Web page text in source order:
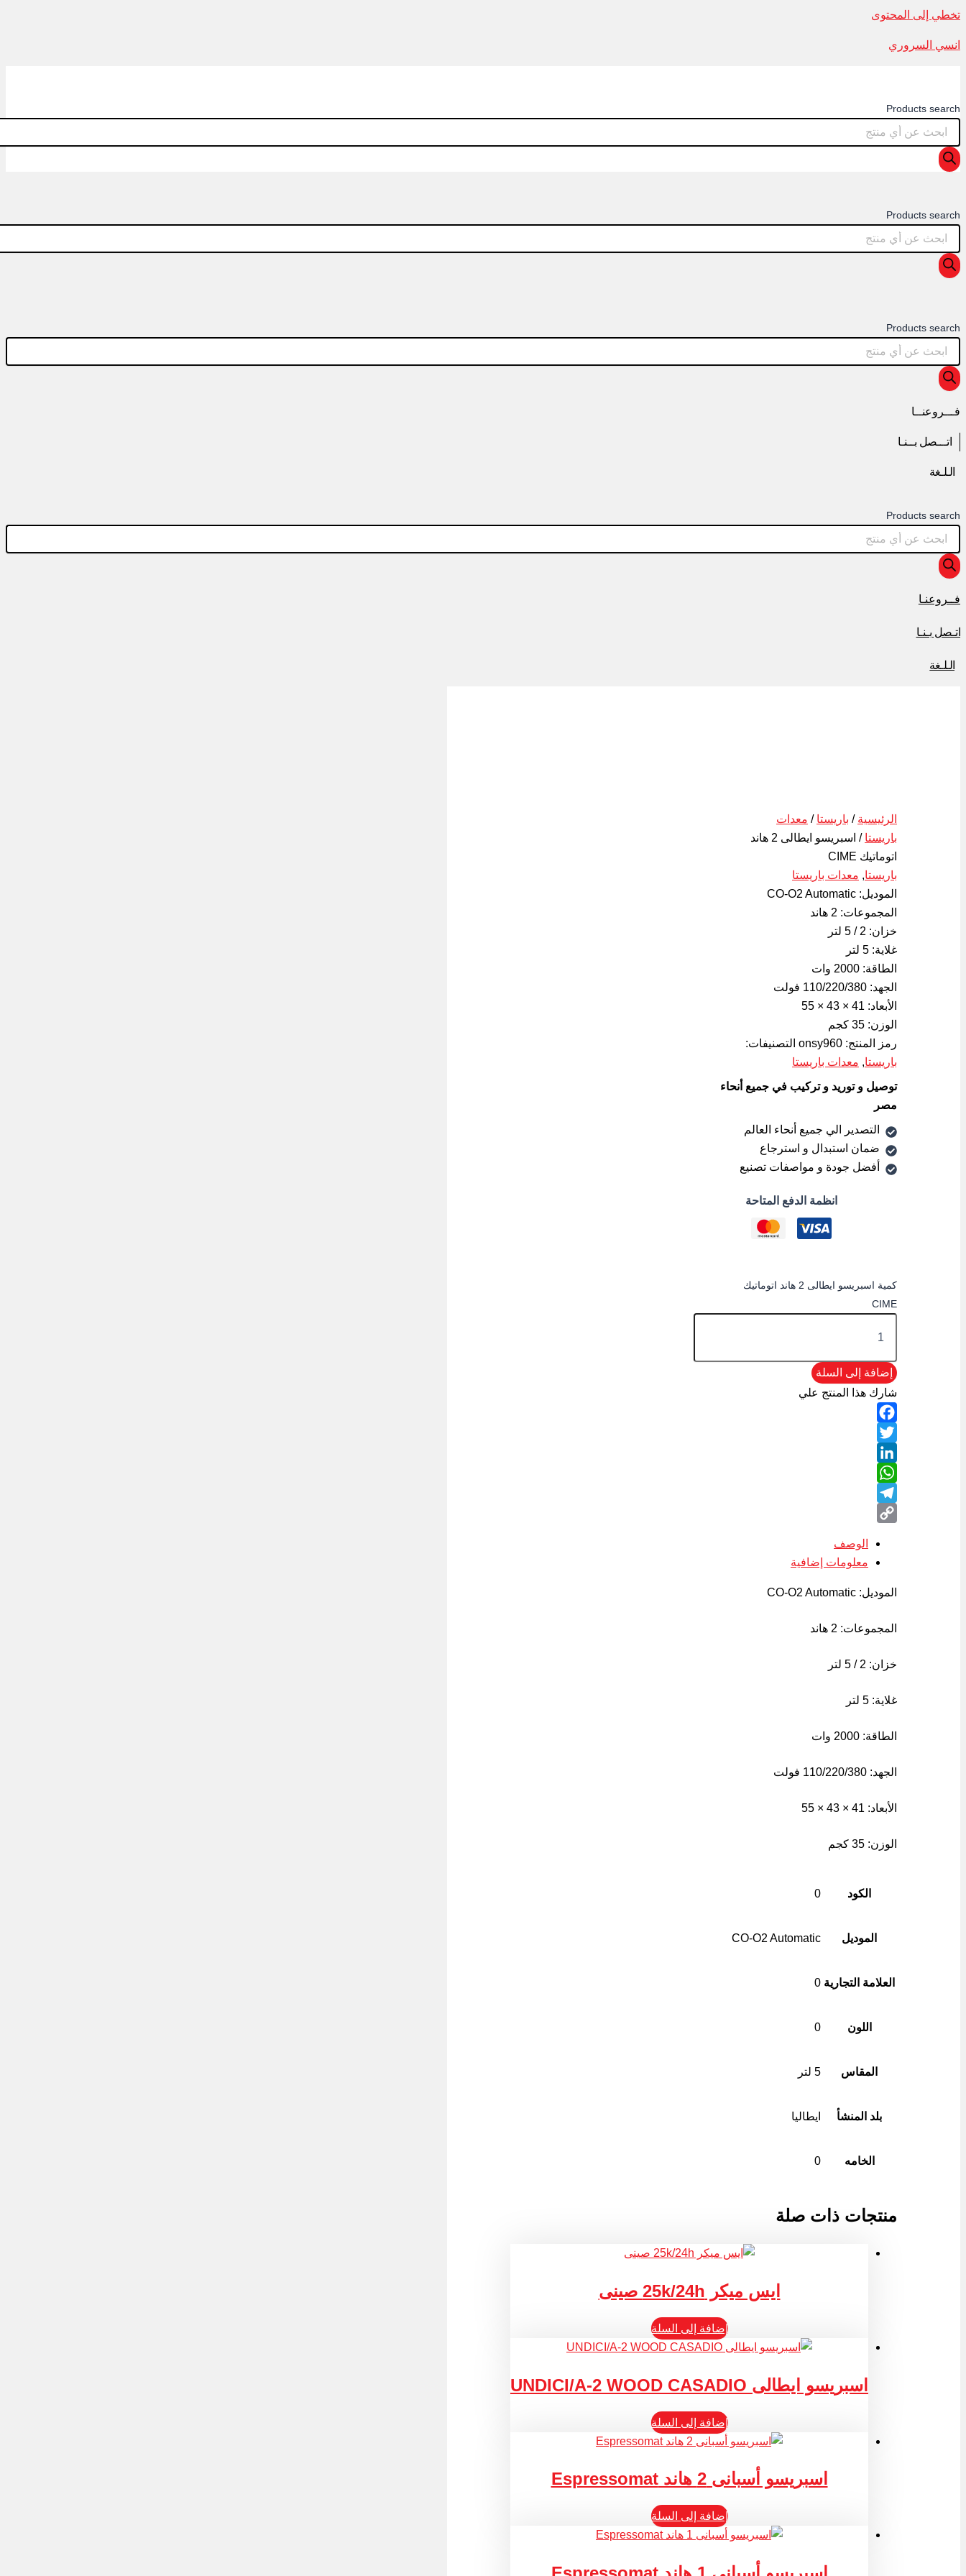
تخطي إلى المحتوى
انسي السروري
Products search
Products search
Products search
فـــروعنــا
اتـــصل بــنـا
الـلـغة
Products search
فــروعنـا
اتـصل بـنـا
الـلـغة
الرئيسية / باريستا / معدات
باريستا
/ اسبريسو ايطالى 2 هاند
اتوماتيك CIME
باريستا, معدات باريستا
الموديل: CO-O2 Automatic
المجموعات: 2 هاند
خزان: 2 / 5 لتر
غلاية: 5 لتر
الطاقة: 2000 وات
الجهد: 110/220/380 فولت
الأبعاد: 41 × 43 × 55
الوزن: 35 كجم
رمز المنتج: onsy960 التصنيفات:
باريستا, معدات باريستا
توصيل و توريد و تركيب في جميع أنحاء
مصر
التصدير الي جميع أنحاء العالم
ضمان استبدال و استرجاع
أفضل جودة و مواصفات تصنيع
انظمة الدفع المتاحة
كمية اسبريسو ايطالى 2 هاند اتوماتيك
CIME
إضافة إلى السلة
شارك هذا المنتج علي
Facebook
Twitter
LinkedIn
WhatsApp
Telegram
الوصف
معلومات إضافية
الموديل: CO-O2 Automatic
المجموعات: 2 هاند
خزان: 2 / 5 لتر
غلاية: 5 لتر
الطاقة: 2000 وات
الجهد: 110/220/380 فولت
الأبعاد: 41 × 43 × 55
الوزن: 35 كجم
الكود 0
الموديل CO-O2 Automatic
العلامة التجارية 0
اللون 0
المقاس 5 لتر
بلد المنشأ ايطاليا
الخامه 0
منتجات ذات صلة
ايس ميكر 25k/24h صينى
إضافة إلى السلة
اسبريسو ايطالى UNDICI/A-2 WOOD CASADIO
إضافة إلى السلة
اسبريسو أسبانى 2 هاند Espressomat
إضافة إلى السلة